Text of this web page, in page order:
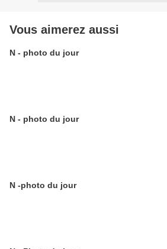
Vous aimerez aussi
N - photo du jour
N - photo du jour
N -photo du jour